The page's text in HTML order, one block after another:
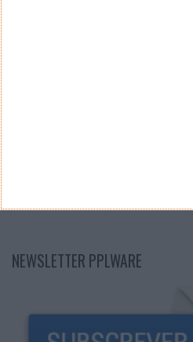
NEWSLETTER PPLWARE